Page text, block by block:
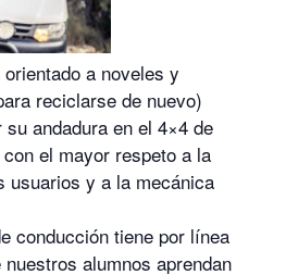
a noveles y
reciclarse de nuevo)
andadura en el 4×4 de
el mayor respeto a la
usuarios y a la mecánica
conducción tiene por línea
alumnos aprendan